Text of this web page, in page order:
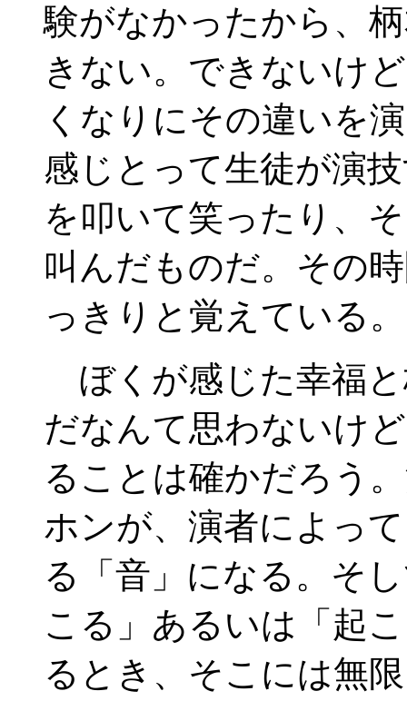
験がなかったから、
きない。できないけ
くなりにその違いを
感じとって生徒が演
を叩いて笑ったり、
叫んだものだ。その
っきりと覚えている。
ぼくが感じた幸福
だなんて思わないけ
ることは確かだろう
ホンが、演者によっ
る「音」になる。そ
こる」あるいは「起
るとき、そこには無